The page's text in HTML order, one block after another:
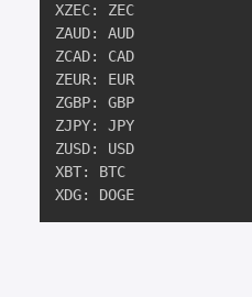
XZEC: ZEC
ZAUD: AUD
ZCAD: CAD
ZEUR: EUR
ZGBP: GBP
ZJPY: JPY
ZUSD: USD
XBT: BTC
XDG: DOGE